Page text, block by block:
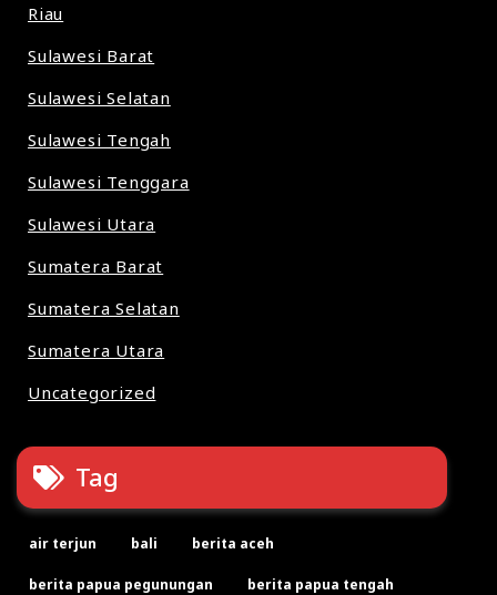
Riau
Sulawesi Barat
Sulawesi Selatan
Sulawesi Tengah
Sulawesi Tenggara
Sulawesi Utara
Sumatera Barat
Sumatera Selatan
Sumatera Utara
Uncategorized
Tag
air terjun bali berita aceh
berita papua pegunungan berita papua tengah